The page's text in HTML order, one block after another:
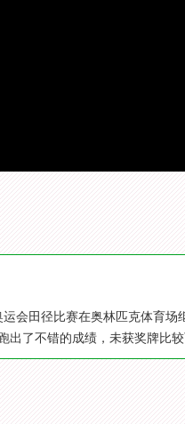
运会田径比赛在奥林匹克体育
出了不错的成绩，未获奖牌比较